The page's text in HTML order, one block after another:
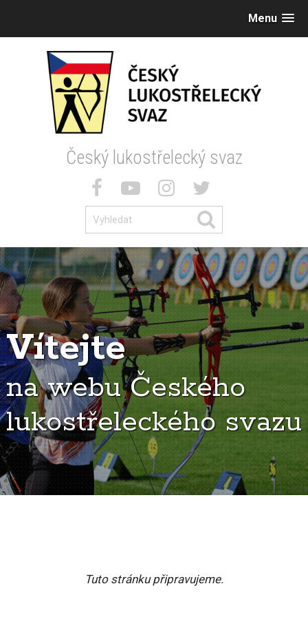
Menu
Český lukostřelecký svaz
Vítejte
na webu Českého
lukostřeleckého svazu
Tuto stránku připravujeme.